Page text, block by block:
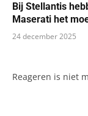
Bij Stellantis
Maserati het
24 december 2025
Reageren is niet